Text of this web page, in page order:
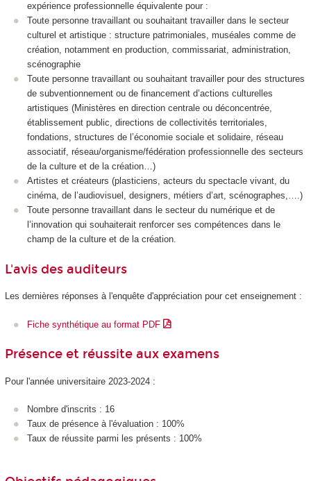
expérience professionnelle équivalente pour :
Toute personne travaillant ou souhaitant travailler dans le secteur
culturel et artistique : structure patrimoniales, muséales comme de
création, notamment en production, commissariat, administration,
scénographie
Toute personne travaillant ou souhaitant travailler pour des structures
de subventionnement ou de financement d’actions culturelles
artistiques (Ministères en direction centrale ou déconcentrée,
établissement public, directions de collectivités territoriales,
fondations, structures de l’économie sociale et solidaire, réseau
associatif, réseau/organisme/fédération professionnelle des secteurs
de la culture et de la création…)
Artistes et créateurs (plasticiens, acteurs du spectacle vivant, du
cinéma, de l’audiovisuel, designers, métiers d’art, scénographes,….)
Toute personne travaillant dans le secteur du numérique et de
l’innovation qui souhaiterait renforcer ses compétences dans le
champ de la culture et de la création.
L'avis des auditeurs
Les dernières réponses à l'enquête d'appréciation pour cet enseignement :
Fiche synthétique au format PDF
Présence et réussite aux examens
Pour l'année universitaire 2023-2024 :
Nombre d'inscrits : 16
Taux de présence à l'évaluation : 100%
Taux de réussite parmi les présents : 100%